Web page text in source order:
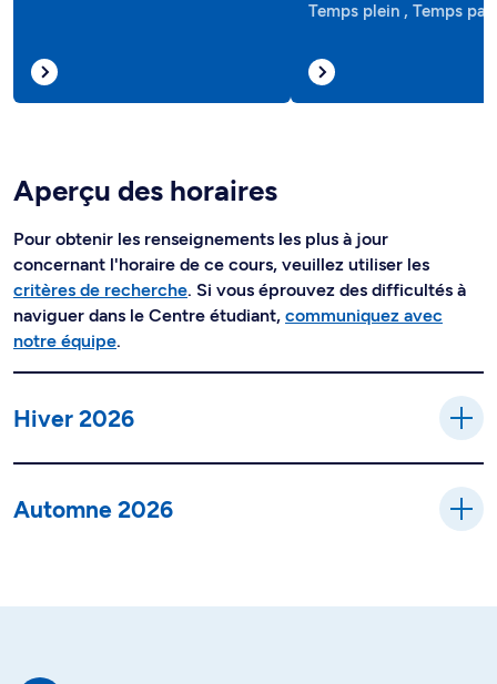
Temps plein , Temps
Aperçu des horaires
Pour obtenir les renseignements les plus à jour
concernant l'horaire de ce cours, veuillez utiliser les
critères de recherche. Si vous éprouvez des difficultés à
naviguer dans le Centre étudiant, communiquez avec
notre équipe.
Hiver 2026
Automne 2026